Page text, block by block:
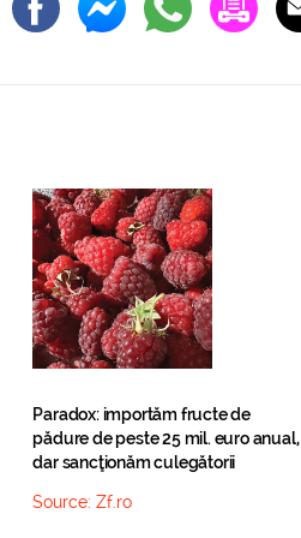
Paradox: importăm fructe de
pădure de peste 25 mil. euro anual,
dar sancţionăm culegătorii
Source:Zf.ro